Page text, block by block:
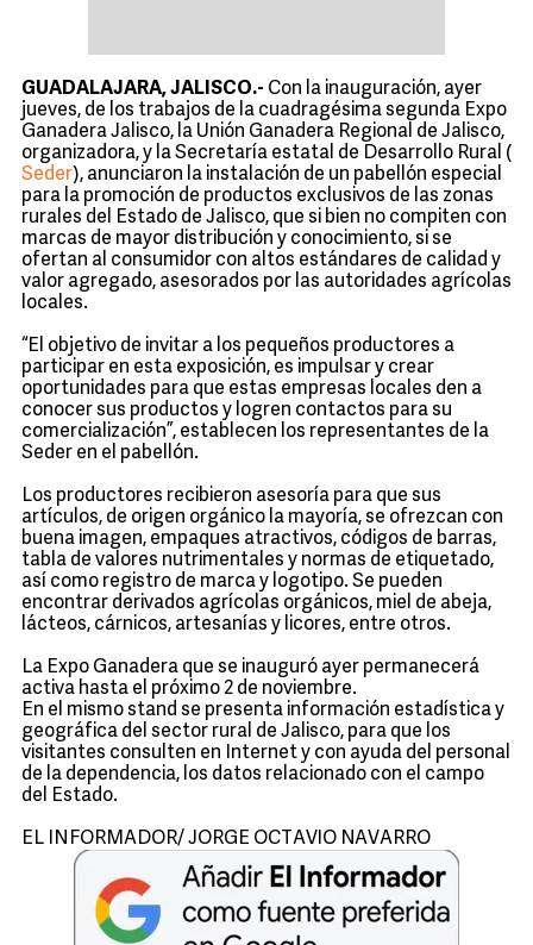
GUADALAJARA, JALISCO.- Con la inauguración, ayer
jueves, de los trabajos de la cuadragésima segunda Expo
Ganadera Jalisco, la Unión Ganadera Regional de Jalisco,
organizadora, y la Secretaría estatal de Desarrollo Rural (
Seder), anunciaron la instalación de un pabellón especial
para la promoción de productos exclusivos de las zonas
rurales del Estado de Jalisco, que si bien no compiten con
marcas de mayor distribución y conocimiento, si se
ofertan al consumidor con altos estándares de calidad y
valor agregado, asesorados por las autoridades agrícolas
locales.
“El objetivo de invitar a los pequeños productores a
participar en esta exposición, es impulsar y crear
oportunidades para que estas empresas locales den a
conocer sus productos y logren contactos para su
comercialización”, establecen los representantes de la
Seder en el pabellón.
Los productores recibieron asesoría para que sus
artículos, de origen orgánico la mayoría, se ofrezcan con
buena imagen, empaques atractivos, códigos de barras,
tabla de valores nutrimentales y normas de etiquetado,
así como registro de marca y logotipo. Se pueden
encontrar derivados agrícolas orgánicos, miel de abeja,
lácteos, cárnicos, artesanías y licores, entre otros.
La Expo Ganadera que se inauguró ayer permanecerá
activa hasta el próximo 2 de noviembre.
En el mismo stand se presenta información estadística y
geográfica del sector rural de Jalisco, para que los
visitantes consulten en Internet y con ayuda del personal
de la dependencia, los datos relacionado con el campo
del Estado.
EL INFORMADOR/ JORGE OCTAVIO NAVARRO